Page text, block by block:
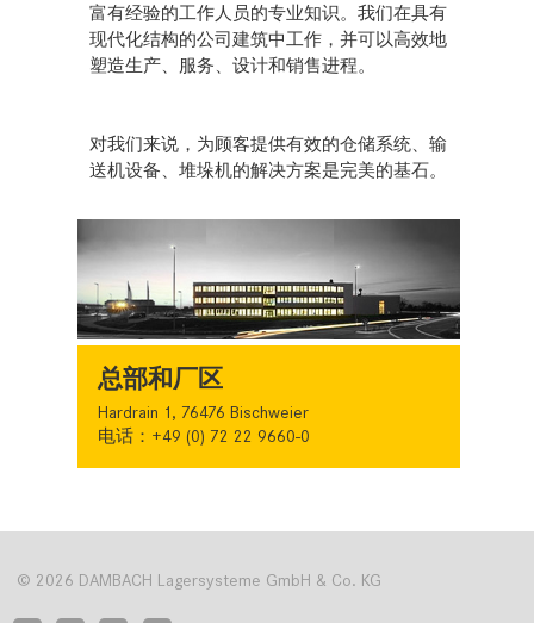
富有经验的工作人员的专业知识。我们在具有
现代化结构的公司建筑中工作，并可以高效地
塑造生产、服务、设计和销售进程。
对我们来说，为顾客提供有效的仓储系统、输
送机设备、堆垛机的解决方案是完美的基石。
总部和厂区
Hardrain 1, 76476 Bischweier
电话：+49 (0) 72 22 9660-0
© 2026 DAMBACH Lagersysteme GmbH & Co. KG